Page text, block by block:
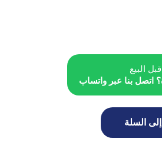
البيع
اتصل بنا عبر واتساب
السلة